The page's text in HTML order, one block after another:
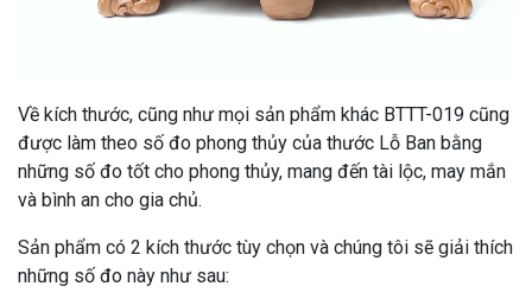
Về kích thước, cũng như mọi sản phẩm khác BTTT-019 cũng
được làm theo số đo phong thủy của thước Lỗ Ban bằng
những số đo tốt cho phong thủy, mang đến tài lộc, may mắn
và bình an cho gia chủ.
Sản phẩm có 2 kích thước tùy chọn và chúng tôi sẽ giải thích
những số đo này như sau: